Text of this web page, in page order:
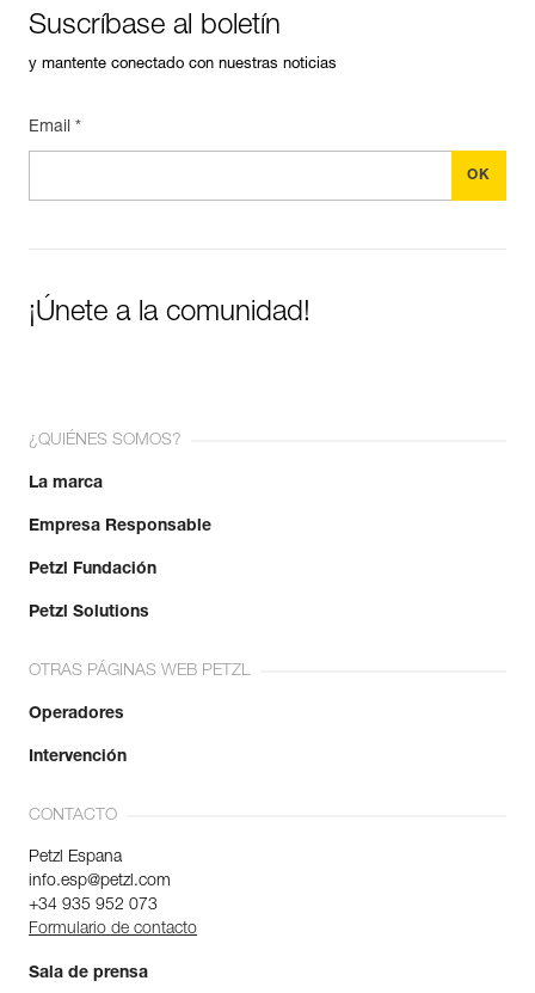
Suscríbase al boletín
y mantente conectado con nuestras noticias
Email *
¡Únete a la comunidad!
¿QUIÉNES SOMOS?
La marca
Empresa Responsable
Petzl Fundación
Petzl Solutions
OTRAS PÁGINAS WEB PETZL
Operadores
Intervención
CONTACTO
Petzl Espana
info.esp@petzl.com
+34 935 952 073
Formulario de contacto
Sala de prensa